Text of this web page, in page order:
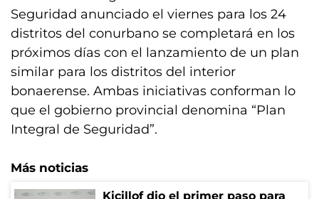
Seguridad anunciado el viernes para los 24
distritos del conurbano se completará en los
próximos días con el lanzamiento de un plan
similar para los distritos del interior
bonaerense. Ambas iniciativas conforman lo
que el gobierno provincial denomina “Plan
Integral de Seguridad”.
Más noticias
Kicillof dio el primer paso para